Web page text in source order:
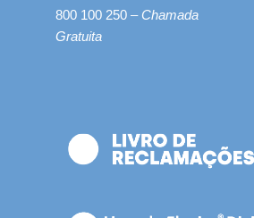
800 100 250 – Chamada
Gratuita